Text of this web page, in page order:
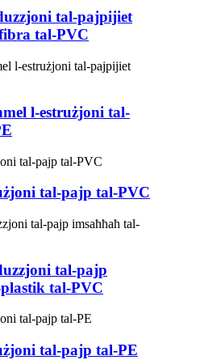
tal-pajpijiet
tal-PVC
l-estrużjoni tal-
tal-pajp tal-PVC
tal-pajp
tal-PVC
tal-pajp tal-PE